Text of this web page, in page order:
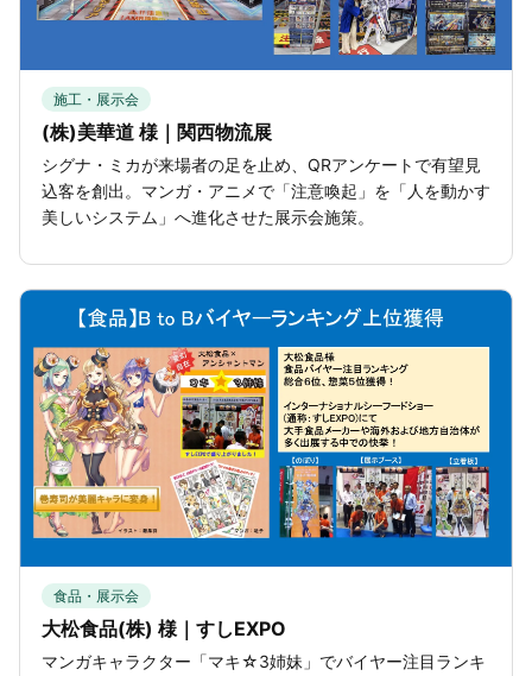
施工・展示会
(株)美華道 様｜関西物流展
シグナ・ミカが来場者の足を止め、QRアンケートで有望見
込客を創出。マンガ・アニメで「注意喚起」を「人を動かす
美しいシステム」へ進化させた展示会施策。
食品・展示会
大松食品(株) 様｜すしEXPO
マンガキャラクター「マキ☆3姉妹」でバイヤー注目ランキ